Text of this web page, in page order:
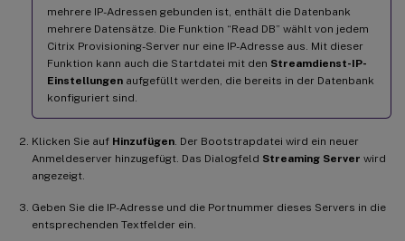
mehrere IP-Adressen gebunden ist, enthält die Datenbank
mehrere Datensätze. Die Funktion “Read DB” wählt von jedem
Citrix Provisioning-Server nur eine IP-Adresse aus. Mit dieser
Funktion kann auch die Startdatei mit den Streamdienst-IP-
Einstellungen aufgefüllt werden, die bereits in der Datenbank
konfiguriert sind.
Klicken Sie auf Hinzufügen . Der Bootstrapdatei wird ein neuer
Anmeldeserver hinzugefügt. Das Dialogfeld Streaming Server wird
angezeigt.
Geben Sie die IP-Adresse und die Portnummer dieses Servers in die
entsprechenden Textfelder ein.